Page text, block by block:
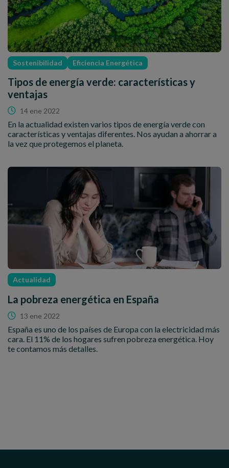
Sostenibilidad Eficiencia Energética
Tipos de energía verde: características y
ventajas
14 ene 2022
En la actualidad existen varios tipos de energía verde con
características y ventajas diferentes. Nos ayudan a ahorrar a
la vez que protegemos el planeta.
Actualidad
La pobreza energética en España
13 ene 2022
España es uno de los países de Europa con la electricidad más
cara. El 11% de los hogares sufren pobreza energética. Hoy
te contamos más detalles.